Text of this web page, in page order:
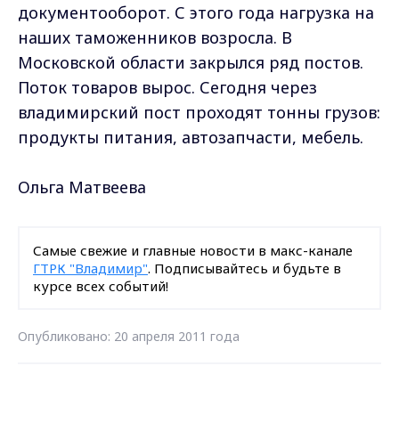
документооборот. С этого года нагрузка на
наших таможенников возросла. В
Московской области закрылся ряд постов.
Поток товаров вырос. Сегодня через
владимирский пост проходят тонны грузов:
продукты питания, автозапчасти, мебель.
Ольга Матвеева
Самые свежие и главные новости в макс-канале
ГТРК "Владимир". Подписывайтесь и будьте в
курсе всех событий!
Опубликовано: 20 апреля 2011 года